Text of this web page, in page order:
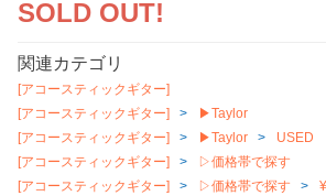
SOLD OUT!
関連カテゴリ
[アコースティックギター]
[アコースティックギター]
▶Taylor
[アコースティックギター]
▶Taylor
USED
[アコースティックギター]
▷価格帯で探す
[アコースティックギター]
▷価格帯で探す